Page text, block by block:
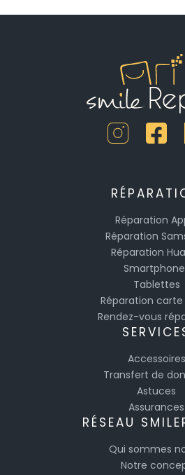
Réparation
Réparation
Réparation
Tablettes
Réparation
Rendez-vous
Accessoires
Transfert de
Astuces
Assurances
RÉSEAU
Qui sommes
Notre